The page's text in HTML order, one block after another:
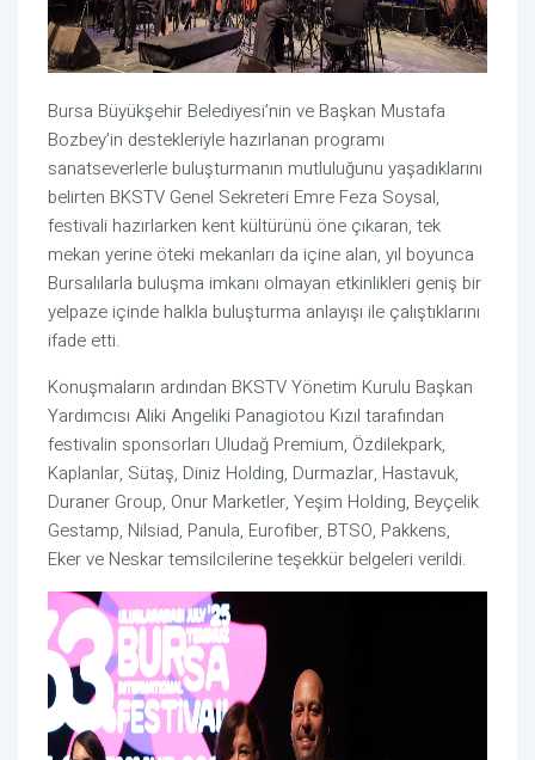
Bursa Büyükşehir Belediyesi’nin ve Başkan Mustafa
Bozbey’in destekleriyle hazırlanan programı
sanatseverlerle buluşturmanın mutluluğunu yaşadıklarını
belirten BKSTV Genel Sekreteri Emre Feza Soysal,
festivali hazırlarken kent kültürünü öne çıkaran, tek
mekan yerine öteki mekanları da içine alan, yıl boyunca
Bursalılarla buluşma imkanı olmayan etkinlikleri geniş bir
yelpaze içinde halkla buluşturma anlayışı ile çalıştıklarını
ifade etti.
Konuşmaların ardından BKSTV Yönetim Kurulu Başkan
Yardımcısı Aliki Angeliki Panagiotou Kızıl tarafından
festivalin sponsorları Uludağ Premium, Özdilekpark,
Kaplanlar, Sütaş, Diniz Holding, Durmazlar, Hastavuk,
Duraner Group, Onur Marketler, Yeşim Holding, Beyçelik
Gestamp, Nilsiad, Panula, Eurofiber, BTSO, Pakkens,
Eker ve Neskar temsilcilerine teşekkür belgeleri verildi.